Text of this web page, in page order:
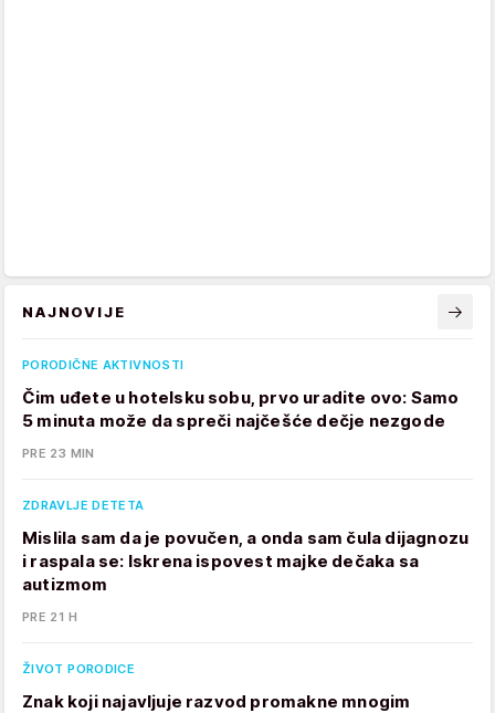
NAJNOVIJE
PORODIČNE AKTIVNOSTI
Čim uđete u hotelsku sobu, prvo uradite ovo: Samo
5 minuta može da spreči najčešće dečje nezgode
PRE 23 MIN
ZDRAVLJE DETETA
Mislila sam da je povučen, a onda sam čula dijagnozu
i raspala se: Iskrena ispovest majke dečaka sa
autizmom
PRE 21 H
ŽIVOT PORODICE
Znak koji najavljuje razvod promakne mnogim